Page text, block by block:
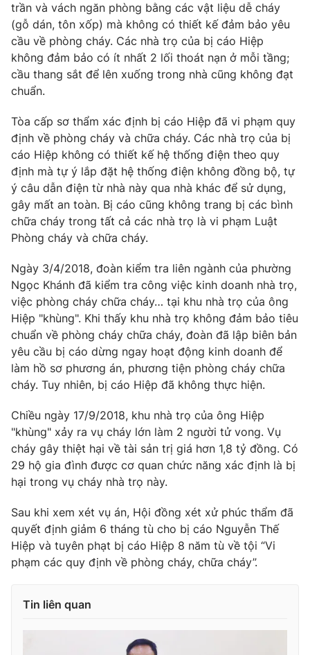
Emagazine Podcast
Photo Infographic
Video
VTV Money VTV Thể thao
VTV Sức khoẻ Bất động sản
Thị trường 24h Tấm lòng Việt
VTV9 VTV8
Liên hệ tòa soạn English
THỜI BÁO VTV
Theo dõi báo trên
Cơ quan chủ quản: Đài Truyền hình Việt Nam
Cơ quan báo chí:
Thời báo VTV
Giấy phép hoạt động báo in và báo điện tử số 483/GP-BTTTT
cấp ngày 29/12/2023
Phó Tổng Biên tập:
024.38 355 931 - 024.38 355 932
trần và vách ngăn phòng bằng các vật liệu dễ cháy
(gỗ dán, tôn xốp) mà không có thiết kế đảm bảo yêu
cầu về phòng cháy. Các nhà trọ của bị cáo Hiệp
không đảm bảo có ít nhất 2 lối thoát nạn ở mỗi tầng;
cầu thang sắt để lên xuống trong nhà cũng không đạt
chuẩn.
Tòa cấp sơ thẩm xác định bị cáo Hiệp đã vi phạm quy
định về phòng cháy và chữa cháy. Các nhà trọ của bị
cáo Hiệp không có thiết kế hệ thống điện theo quy
định mà tự ý lắp đặt hệ thống điện không đồng bộ, tự
ý câu dẫn điện từ nhà này qua nhà khác để sử dụng,
gây mất an toàn. Bị cáo cũng không trang bị các bình
chữa cháy trong tất cả các nhà trọ là vi phạm Luật
Phòng cháy và chữa cháy.
Ngày 3/4/2018, đoàn kiểm tra liên ngành của phường
Ngọc Khánh đã kiểm tra công việc kinh doanh nhà trọ,
việc phòng cháy chữa cháy… tại khu nhà trọ của ông
Hiệp "khùng". Khi thấy khu nhà trọ không đảm bảo tiêu
chuẩn về phòng cháy chữa cháy, đoàn đã lập biên bản
yêu cầu bị cáo dừng ngay hoạt động kinh doanh để
làm hồ sơ phương án, phương tiện phòng cháy chữa
cháy. Tuy nhiên, bị cáo Hiệp đã không thực hiện.
Chiều ngày 17/9/2018, khu nhà trọ của ông Hiệp
"khùng" xảy ra vụ cháy lớn làm 2 người tử vong. Vụ
cháy gây thiệt hại về tài sản trị giá hơn 1,8 tỷ đồng. Có
29 hộ gia đình được cơ quan chức năng xác định là bị
hại trong vụ cháy nhà trọ này.
Sau khi xem xét vụ án, Hội đồng xét xử phúc thẩm đã
quyết định giảm 6 tháng tù cho bị cáo Nguyễn Thế
Hiệp và tuyên phạt bị cáo Hiệp 8 năm tù về tội “Vi
phạm các quy định về phòng cháy, chữa cháy”.
Tin liên quan